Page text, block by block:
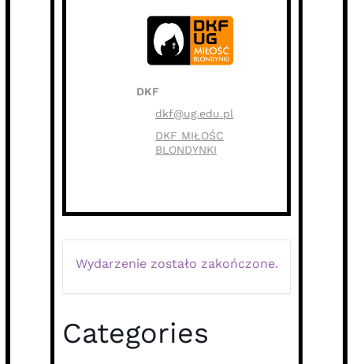
DKF
dkf@ug.edu.pl
DKF MIŁOŚC
BLONDYNKI
Wydarzenie zostało zakończone.
Categories